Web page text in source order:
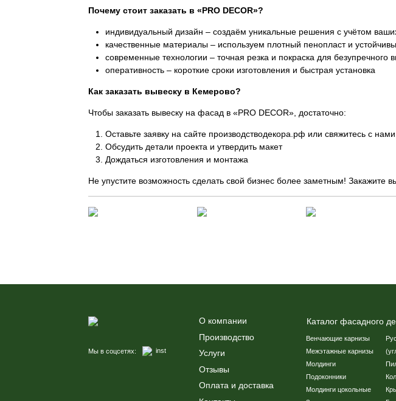
Почему стоит заказать в «PRO DECOR»?
индивидуальный дизайн – создаём уникальные решения с учётом
качественные материалы – используем плотный пенопласт и
современные технологии – точная резка и покраска для безупречного
оперативность – короткие сроки изготовления и быстрая установка
Как заказать вывеску в Кемерово?
Чтобы заказать вывеску на фасад в «PRO DECOR», достаточно:
Оставьте заявку на сайте производстводекора.рф или свяжитесь с
Обсудить детали проекта и утвердить макет
Дождаться изготовления и монтажа
Не упустите возможность сделать свой бизнес более заметным! Закажите
Мы в соцсетях: inst
О компании
Производство
Услуги
Отзывы
Оплата и доставка
Каталог фасадного
Венчающие карнизы
Межэтажные карнизы
Молдинги
Подоконники
Молдинги цокольные